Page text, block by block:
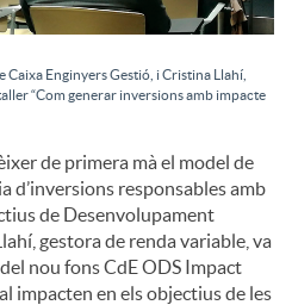
Enginyers Gestió, i Cristina Llahí,
“Com generar inversions amb impacte
de primera mà el model de
d’inversions responsables amb
de Desenvolupament
gestora de renda variable, va
nou fons CdE ODS Impact
impacten en els objectius de les